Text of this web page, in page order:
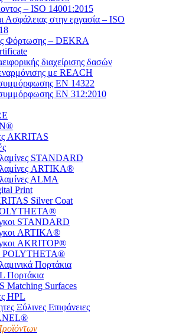
– ISO 14001:2015
Ασφάλειας στην εργασία – ISO
Φόρτωσης – DEKRA
διαχείρισης δασών
με REACH
EN 14322
EN 312:2010
AKRITAS
STANDARD
ARTIKA®
ΑLMA
Print
Silver Coat
STANDARD
ARTIKA®
AKRITOP®
POLYTHETA®
Πορτάκια
Πορτάκια
Matching Surfaces
HPL
Ξύλινες Επιφάνειες